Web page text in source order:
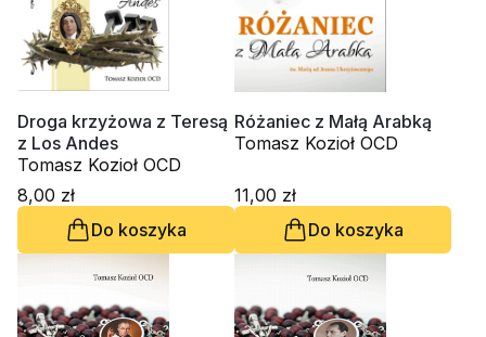
Droga krzyżowa z Teresą
z Los Andes
Tomasz Kozioł OCD
8,00 zł
Do koszyka
Różaniec z Małą Arabką
Tomasz Kozioł OCD
11,00 zł
Do koszyka